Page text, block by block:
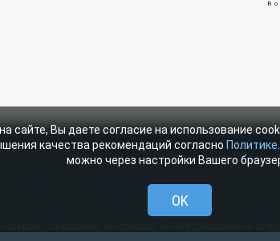
«МОЁ! Online» сотрудниками редакции, нештатными
законодательством о правах на результаты
допускается только с письменного согласия
на moe-tambov.ru. Все вопросы можно задать по
сотрудничестве между редакцией «МОЁ! Online» и
(соглашений, контрактов) об информационном
сайте, Вы даете согласие на использование
качества рекомендаций согласно Политике
можно через настройки Вашего
OK